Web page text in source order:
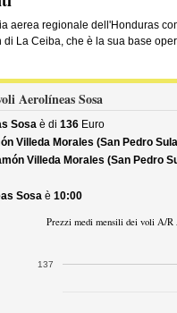
aerea regionale dell'Honduras
La Ceiba, che è la sua base
Aerolíneas Sosa
Sosaè di 136Euro
Villeda Morales (San Pedro
Villeda Morales (San Pedro
Sosaè 10:00
Prezzi medi mensili dei voli A/R
137